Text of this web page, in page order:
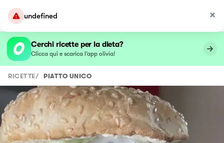
undefined
Cerchi ricette per la dieta?
Clicca qui e scarica l’app olivia!
RICETTE/ PIATTO UNICO